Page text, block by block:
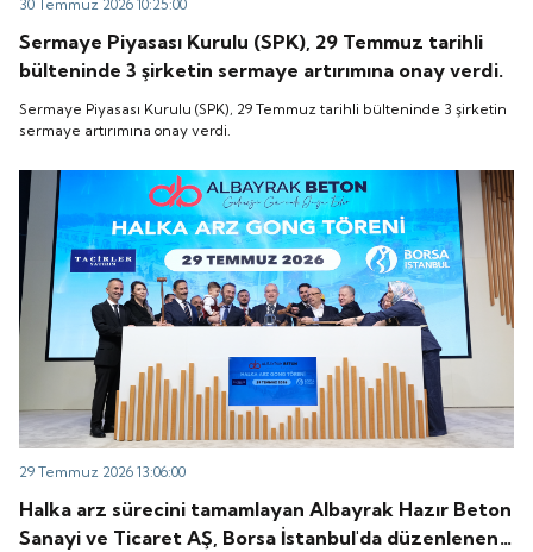
30 Temmuz 2026 10:25:00
Sermaye Piyasası Kurulu (SPK), 29 Temmuz tarihli
bülteninde 3 şirketin sermaye artırımına onay verdi.
Sermaye Piyasası Kurulu (SPK), 29 Temmuz tarihli bülteninde 3 şirketin
sermaye artırımına onay verdi.
29 Temmuz 2026 13:06:00
Halka arz sürecini tamamlayan Albayrak Hazır Beton
Sanayi ve Ticaret AŞ, Borsa İstanbul'da düzenlenen